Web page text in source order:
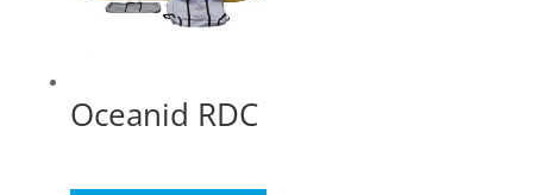
Oceanid RDC